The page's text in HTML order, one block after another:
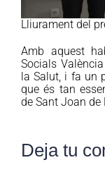
Lliurament del
Amb aquest
Socials
la Salut, i fa un
que és tan
de Sant Joan de
Deja tu